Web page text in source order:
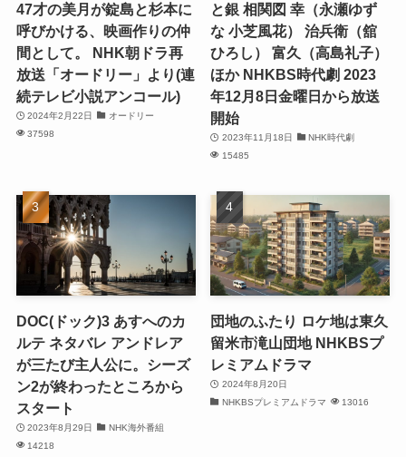
47才の美月が錠島と杉本に
呼びかける、映画作りの仲
間として。 NHK朝ドラ再
放送「オードリー」より(連
続テレビ小説アンコール)
2024年2月22日
オードリー
37598
と銀 相関図 幸（永瀬ゆず
な 小芝風花） 治兵衛（舘
ひろし） 富久（高島礼子）
ほか NHKBS時代劇 2023
年12月8日金曜日から放送
開始
2023年11月18日
NHK時代劇
15485
DOC(ドック)3 あすへのカ
ルテ ネタバレ アンドレア
が三たび主人公に。シーズ
ン2が終わったところから
スタート
2023年8月29日
NHK海外番組
14218
団地のふたり ロケ地は東久
留米市滝山団地 NHKBSプ
レミアムドラマ
2024年8月20日
NHKBSプレミアムドラマ
13016